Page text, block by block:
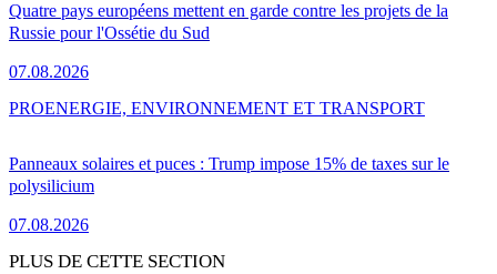
Quatre pays européens mettent en garde contre les projets de la
Russie pour l'Ossétie du Sud
07.08.2026
Panneaux solaires et puces : Trump impose 15% de taxes sur le
polysilicium
07.08.2026
PROENERGIE, ENVIRONNEMENT ET TRANSPORT
PLUS DE CETTE SECTION